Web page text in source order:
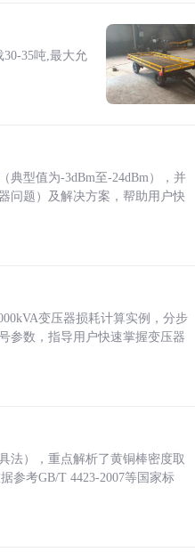
30-35吨,最大允
典型值为-3dBm至-24dBm），并
问题）及解决方案，帮助用户快
变压器损耗计算实例，分步
参数，指导用户快速掌握变压器
法），重点解析了黄铜棒密度取
参考GB/T 4423-2007等国家标